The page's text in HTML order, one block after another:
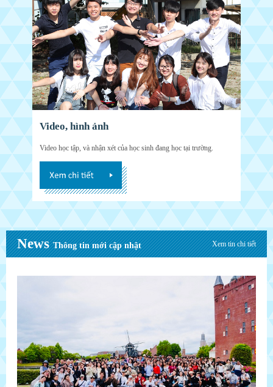
Video, hình ảnh
Video học tập, và nhận xét của học sinh đang học tại trường.
NewsThông tin mới cập nhật Xem tin chi tiết